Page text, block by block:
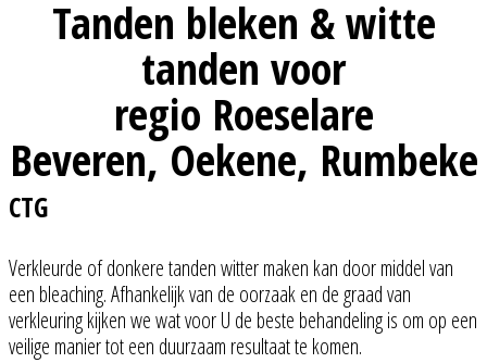
Tanden bleken & witte
tanden voor
regio Roeselare
Beveren, Oekene, Rumbeke
CTG
Verkleurde of donkere tanden witter maken kan door middel van
een bleaching. Afhankelijk van de oorzaak en de graad van
verkleuring kijken we wat voor U de beste behandeling is om op een
veilige manier tot een duurzaam resultaat te komen.